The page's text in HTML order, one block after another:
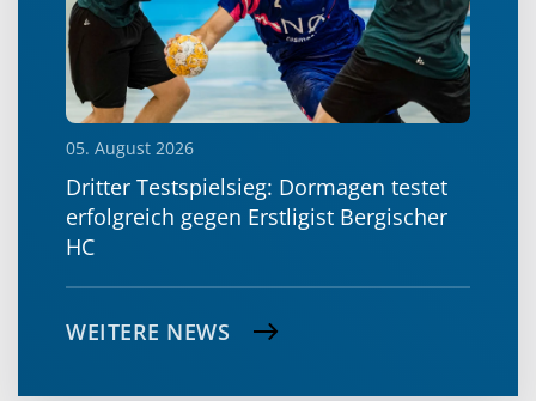
05. August 2026
Dritter Testspielsieg: Dormagen testet
erfolgreich gegen Erstligist Bergischer
HC
WEITERE NEWS